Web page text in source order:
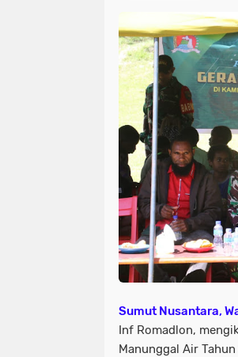
Sumut Nusantara,
Inf Romadlon,
Manunggal Air